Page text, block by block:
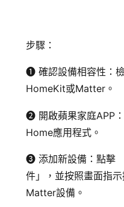
步驟：
➊ 確認設備相容性：
HomeKit或Matter。
➋ 開啟蘋果家庭APP
Home應用程式。
➌ 添加新設備：點擊
件」，並按照畫面指
Matter設備。